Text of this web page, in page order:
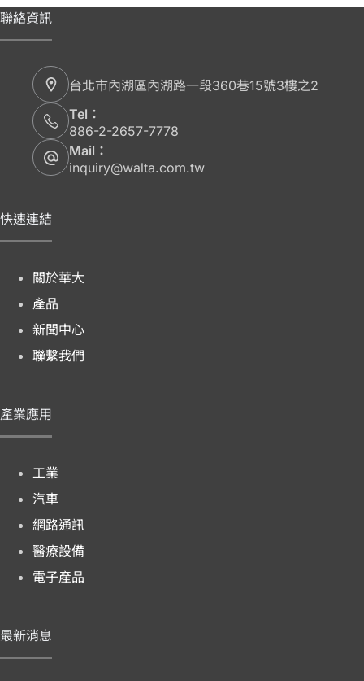
聯絡資訊
台北市內湖區內湖路一段360巷15號3樓之2
Tel：
886-2-2657-7778
Mail：
inquiry@walta.com.tw
快速連結
關於華大
產品
新聞中心
聯繫我們
產業應用
工業
汽車
網路通訊
醫療設備
電子產品
最新消息